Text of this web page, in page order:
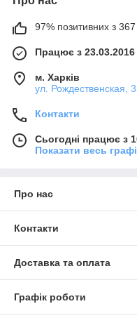
комфортний
Всі товари виготовлені з
виробників, таких як Intex
довговічність та надійність.
97% позитивних з 367
Працює з 23.03.2016
м. Харків
ул. Рождественская,
Контакти
Сьогодні працює з
Показати весь
Про нас
Контакти
Доставка та оплата
Графік роботи